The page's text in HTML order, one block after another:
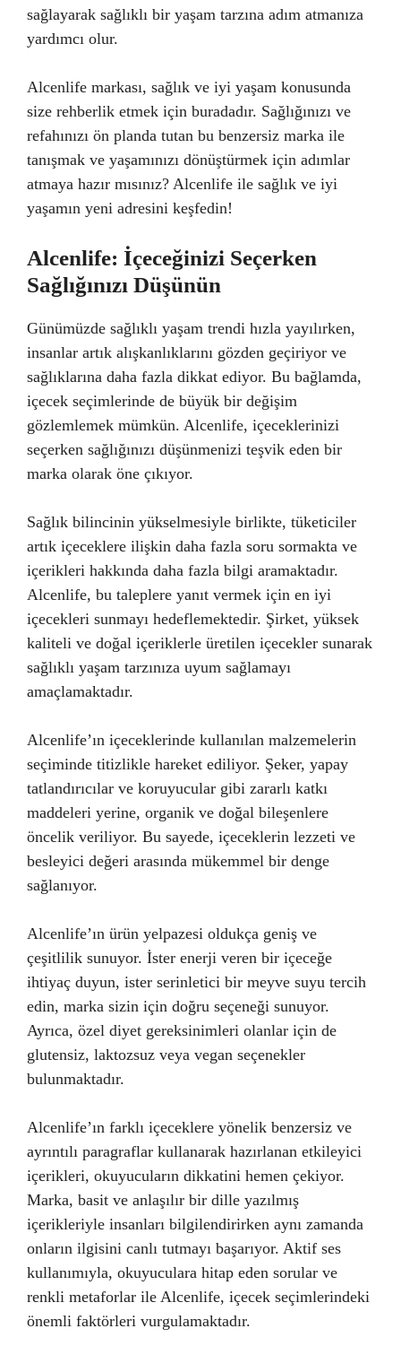
sağlayarak sağlıklı bir yaşam tarzına adım atmanıza
yardımcı olur.
Alcenlife markası, sağlık ve iyi yaşam konusunda
size rehberlik etmek için buradadır. Sağlığınızı ve
refahınızı ön planda tutan bu benzersiz marka ile
tanışmak ve yaşamınızı dönüştürmek için adımlar
atmaya hazır mısınız? Alcenlife ile sağlık ve iyi
yaşamın yeni adresini keşfedin!
Alcenlife: İçeceğinizi Seçerken
Sağlığınızı Düşünün
Günümüzde sağlıklı yaşam trendi hızla yayılırken,
insanlar artık alışkanlıklarını gözden geçiriyor ve
sağlıklarına daha fazla dikkat ediyor. Bu bağlamda,
içecek seçimlerinde de büyük bir değişim
gözlemlemek mümkün. Alcenlife, içeceklerinizi
seçerken sağlığınızı düşünmenizi teşvik eden bir
marka olarak öne çıkıyor.
Sağlık bilincinin yükselmesiyle birlikte, tüketiciler
artık içeceklere ilişkin daha fazla soru sormakta ve
içerikleri hakkında daha fazla bilgi aramaktadır.
Alcenlife, bu taleplere yanıt vermek için en iyi
içecekleri sunmayı hedeflemektedir. Şirket, yüksek
kaliteli ve doğal içeriklerle üretilen içecekler sunarak
sağlıklı yaşam tarzınıza uyum sağlamayı
amaçlamaktadır.
Alcenlife’ın içeceklerinde kullanılan malzemelerin
seçiminde titizlikle hareket ediliyor. Şeker, yapay
tatlandırıcılar ve koruyucular gibi zararlı katkı
maddeleri yerine, organik ve doğal bileşenlere
öncelik veriliyor. Bu sayede, içeceklerin lezzeti ve
besleyici değeri arasında mükemmel bir denge
sağlanıyor.
Alcenlife’ın ürün yelpazesi oldukça geniş ve
çeşitlilik sunuyor. İster enerji veren bir içeceğe
ihtiyaç duyun, ister serinletici bir meyve suyu tercih
edin, marka sizin için doğru seçeneği sunuyor.
Ayrıca, özel diyet gereksinimleri olanlar için de
glutensiz, laktozsuz veya vegan seçenekler
bulunmaktadır.
Alcenlife’ın farklı içeceklere yönelik benzersiz ve
ayrıntılı paragraflar kullanarak hazırlanan etkileyici
içerikleri, okuyucuların dikkatini hemen çekiyor.
Marka, basit ve anlaşılır bir dille yazılmış
içerikleriyle insanları bilgilendirirken aynı zamanda
onların ilgisini canlı tutmayı başarıyor. Aktif ses
kullanımıyla, okuyuculara hitap eden sorular ve
renkli metaforlar ile Alcenlife, içecek seçimlerindeki
önemli faktörleri vurgulamaktadır.